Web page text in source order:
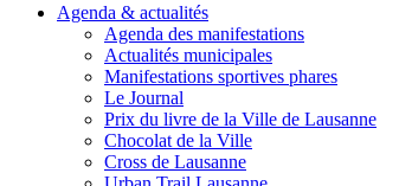
Agenda & actualités
Agenda des manifestations
Actualités municipales
Manifestations sportives phares
Le Journal
Prix du livre de la Ville de Lausanne
Chocolat de la Ville
Cross de Lausanne